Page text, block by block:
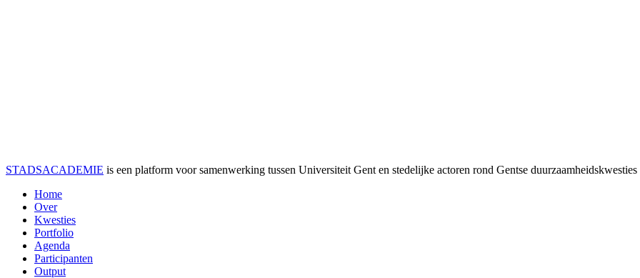
STADSACADEMIE is een platform voor samenwerking tussen Universiteit Gent en stedelijke actoren rond Gentse
Home
Over
Kwesties
Portfolio
Agenda
Participanten
Output